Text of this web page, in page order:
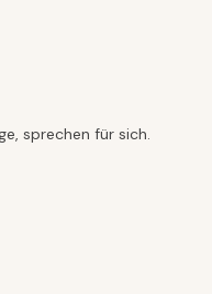
sprechen für sich.